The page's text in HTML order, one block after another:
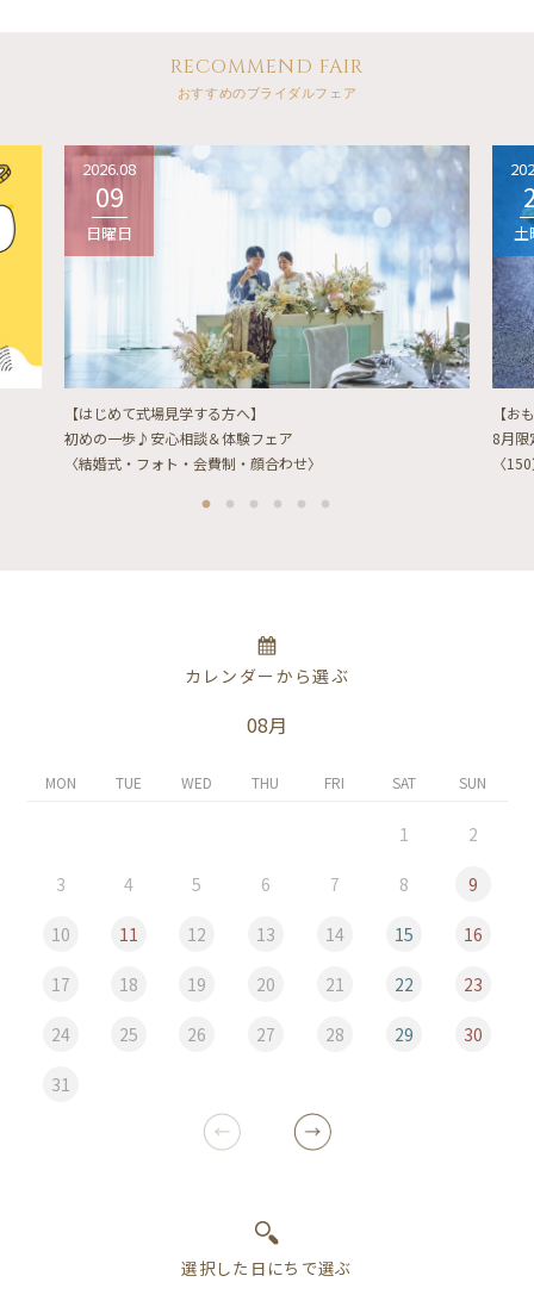
RECOMMEND FAIR
おすすめのブライダルフェア
2026.08
09
日曜日
【はじめて式場見学する方へ】
初めの一歩♪安心相談＆体験フェア
〈結婚式・フォト・会費制・顔合わせ〉
土
【お
8月限
〈
カレンダーから選ぶ
08月
MON TUE WED THU FRI SAT SUN
1 2
3 4 5 6 7 8 9
10 11 12 13 14 15 16
17 18 19 20 21 22 23
24 25 26 27 28 29 30
31